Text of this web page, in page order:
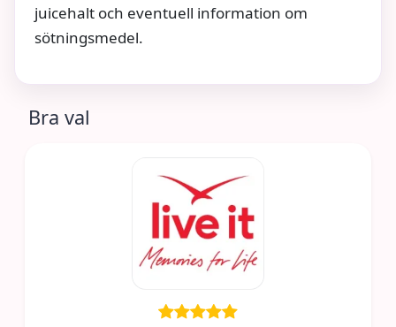
juicehalt och eventuell information om
sötningsmedel.
Bra val